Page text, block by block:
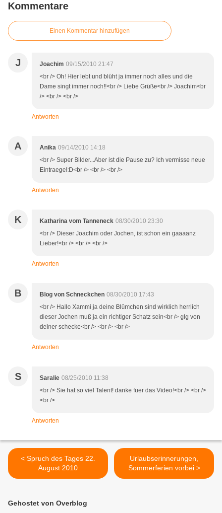
Kommentare
Einen Kommentar hinzufügen
J Joachim 09/15/2010 21:47
<br /> Oh! Hier lebt und blüht ja immer noch alles und die
Dame singt immer noch!!<br /> Liebe Grüße<br /> Joachim<br
/> <br /> <br />
Antworten
A Anika 09/14/2010 14:18
<br /> Super Bilder...Aber ist die Pause zu? Ich vermisse neue
Eintraege!:D<br /> <br /> <br />
Antworten
K Katharina vom Tanneneck 08/30/2010 23:30
<br /> Dieser Joachim oder Jochen, ist schon ein gaaaanz
Lieber!<br /> <br /> <br />
Antworten
B Blog von Schneckchen 08/30/2010 17:43
<br /> Hallo Xammi ja deine Blümchen sind wirklich herrlich
dieser Jochen muß ja ein richtiger Schatz sein<br /> glg von
deiner schecke<br /> <br /> <br />
Antworten
S Saralie 08/25/2010 11:38
<br /> Sie hat so viel Talent! danke fuer das Video!<br /> <br />
<br />
Antworten
< Spruch des Tages 22.
August 2010
Urlaubserinnerungen,
Sommerferien vorbei >
Gehostet von Overblog